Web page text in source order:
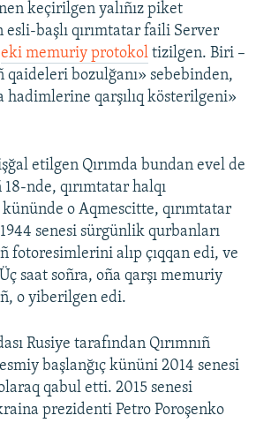
keçirilgen yalıñız piket
esli-başlı qırımtatar faili Server
eki memuriy protokol tizilgen. Biri –
qaideleri bozulğanı» sebebinden,
qarşılıq kösterilgeni»
etilgen Qırımda bundan evel de
18-nde, qırımtatar halqı
o Aqmescitte, qırımtatar
senesi sürgünlik qurbanları
fotoresimlerini alıp çıqqan edi, ve
saat soñra, oña qarşı memuriy
o yiberilgen edi.
Rusiye tarafından Qırımnıñ
başlanğıç kününi 2014 senesi
qabul etti. 2015 senesi
prezidenti Petro Poroşenko